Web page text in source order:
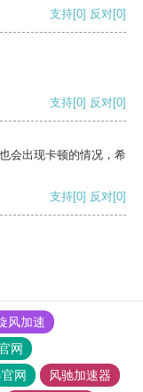
支持[0] 反对[0]
支持[0] 反对[0]
会出现卡顿的情况，希
支持[0] 反对[0]
风加速
网
网
风驰加速器